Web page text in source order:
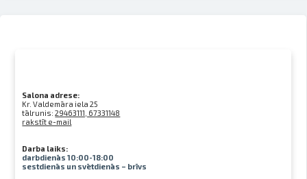
Salona adrese:
Kr. Valdemāra iela 25
tālrunis:29463111, 67331148
rakstīt e-mail
Darba laiks:
darbdienās 10:00-18:00
sestdienās un svētdienās – brīvs